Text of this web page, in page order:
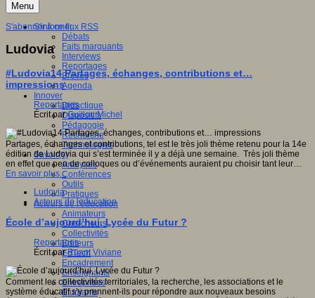
Menu
S'informer
Débats
Faits marquants
Interviews
Reportages
Brèves
Agenda
Innover
Didactique
Dispositifs
Pédagogie
Recherche
Technologies
Savoir(s)
Analyses
Conférences
Outils
Pratiques
Acteurs de l'éducation
Animateurs
Chercheurs
Collectivités
Editeurs
EdTech
Encadrement
Enseignants
Entreprises
Etudiants
S'abonner à ce flux RSS
Ludovia
#Ludovia14 Partages, échanges, contributions et…
impressions
Reportages
Écrit parGuillou Michel
Partages, échanges et contributions, tel est le très joli thème retenu pour la 14e
édition de Ludovia qui s’est terminée il y a déjà une semaine. Très joli thème
en effet que peu de colloques ou d’événements auraient pu choisir tant leur…
En savoir plus...
Ludovia
Acteurs de leducation
École d’aujourd’hui, Lycée du Futur ?
Reportages
Écrit parRuant Viviane
Comment les collectivités territoriales, la recherche, les associations et le
système éducatif s’y prennent-ils pour répondre aux nouveaux besoins